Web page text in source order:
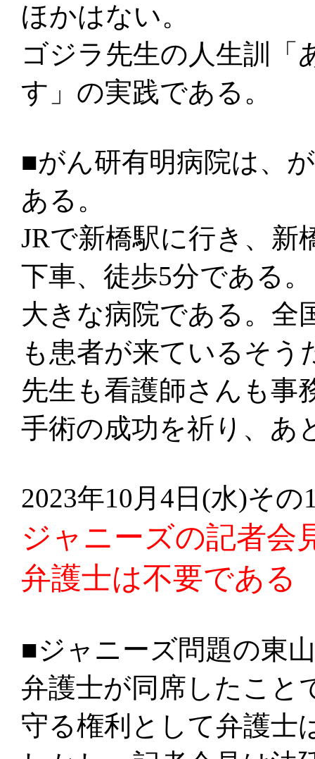
ほかはない。
ゴジラ先生の人生訓「
す」の実践である。
■がん研有明病院は、
ある。
JRで新橋駅に行き、
下車、徒歩5分である。
大きな病院である。全
も患者が来ているそう
先生も看護師さんも事
手術の成功を祈り、あ
2023年10月4日(水)その
ジャニーズの記者会
弁護士は不要である
■ジャニーズ問題の東
弁護士が同席したこと
守る権利として弁護士